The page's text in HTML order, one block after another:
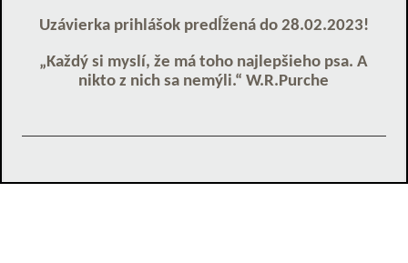
Uzávierka prihlášok predĺžená do 28.02.2023!
„Každý si myslí, že má toho najlepšieho psa. A
nikto z nich sa nemýli.“ W.R.Purche